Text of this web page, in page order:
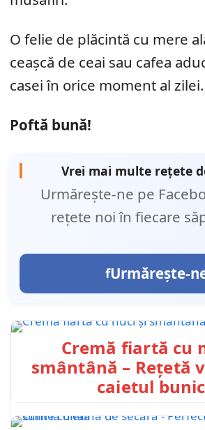
O felie de plăcintă cu mere
ceașcă de ceai sau cafea
casei în orice moment al zilei.
Poftă bună!
Vrei mai multe rețete
Urmărește-ne pe
rețete noi în fiecare
Urmărește-
Cremă fiartă cu
smântână – Rețetă
caietul